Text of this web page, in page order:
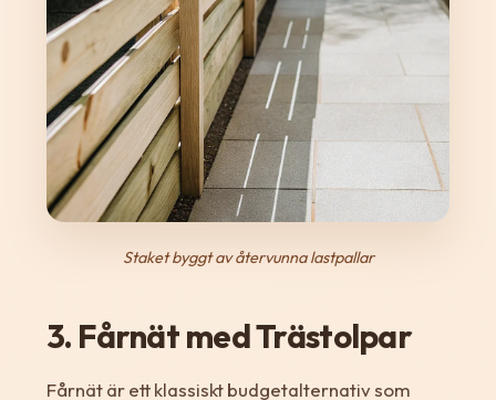
Staket byggt av återvunna lastpallar
3. Fårnät med Trästolpar
Fårnät är ett klassiskt budgetalternativ som